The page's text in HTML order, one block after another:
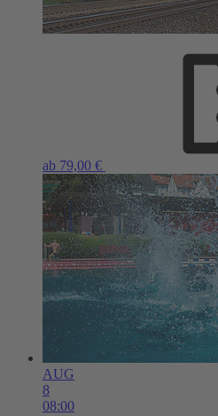
ab 79,00 €
AUG
8
08:00